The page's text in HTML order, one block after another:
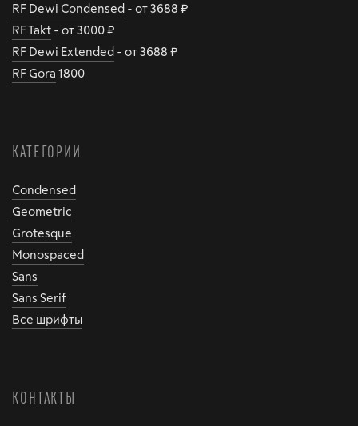
RF Dewi Condensed - от 3688 ₽
RF Takt - от 3000 ₽
RF Dewi Extended - от 3688 ₽
RF Gora 1800
КАТЕГОРИИ
Condensed
Geometric
Grotesque
Monospaced
Sans
Sans Serif
Все шрифты
КОНТАКТЫ